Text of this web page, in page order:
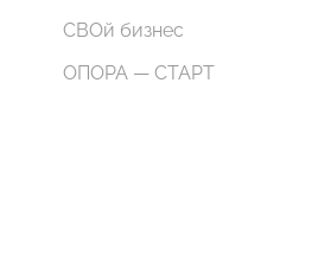
СВОй бизнес
ОПОРА — СТАРТ